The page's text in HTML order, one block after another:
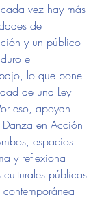
vez hay más
de
y un público
el
lo que pone
de una Ley
eso, apoyan
en Acción
espacios
y reflexiona
públicas